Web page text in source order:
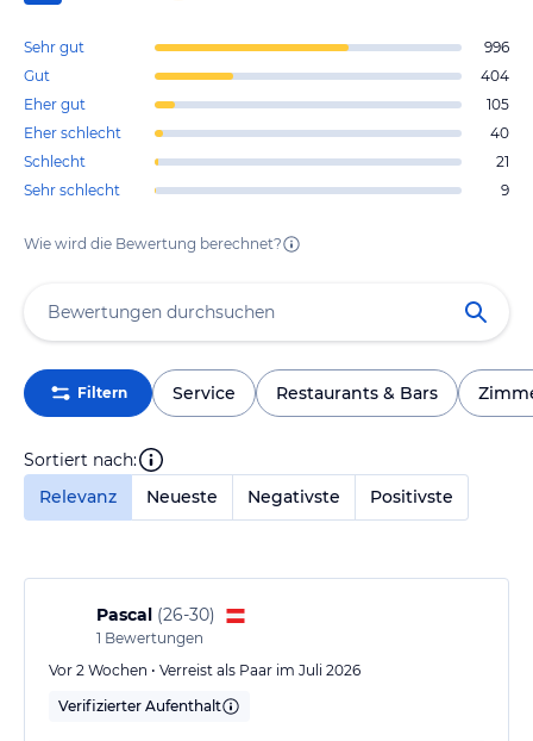
Sehr gut
996
Gut
404
Eher gut
105
Eher schlecht
40
Schlecht
21
Sehr schlecht
9
Wie wird die Bewertung berechnet?
Filtern Service Restaurants & Bars
Sortiert nach:
Relevanz
Neueste Negativste Positivste
Pascal (26-30)
1 Bewertungen
Vor 2 Wochen • Verreist als Paar im Juli 2026
Verifizierter Aufenthalt